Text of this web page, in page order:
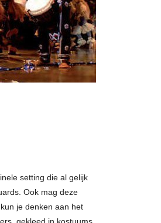
setting die al gelijk
Ook mag deze
je denken aan het